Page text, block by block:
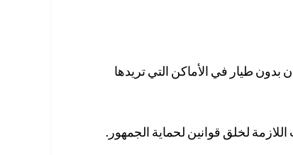
بدون طيار في الأماكن التي تريدها
لخلق قوانين لحماية الجمهور.